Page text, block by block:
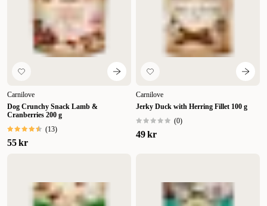
Carnilove
Dog Crunchy Snack Lamb &
Cranberries 200 g
(13)
55 kr
Carnilove
Jerky Duck with Herring Fillet 100 g
(0)
49 kr